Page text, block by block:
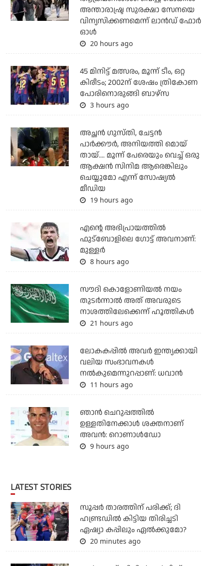
അന്താരാഷ്ട്ര സുരക്ഷാ സേനയെ
വിന്യസിക്കണമെന്ന് ലാന്‍ഡ് ഫോര്‍
ഓള്‍
20 hours ago
45 മിനിട്ട് മത്സരം, മൂന്ന് ടീം, ഒറ്റ
കിരീടം; 2002ന് ശേഷം ത്രികോണ
പോരിനൊരുങ്ങി ബാഴ്‌സ
3 hours ago
അച്ഛന്‍ ഗുസ്തി, ചേട്ടന്‍
പാര്‍ക്കൗര്‍, അനിയത്തി മൊയ്
തായ്.... മൂന്ന് പേരെയും വെച്ച് ഒരു
ആക്ഷന്‍ സിനിമ ആരെങ്കിലും
ചെയ്യുമോ എന്ന് സോഷ്യല്‍
മീഡിയ
19 hours ago
എന്റെ അഭിപ്രായത്തില്‍
ഫുട്‌ബോളിലെ ഗോട്ട് അവനാണ്:
മുള്ളര്‍
8 hours ago
സൗദി കൊളോണിയല്‍ നയം
തുടര്‍ന്നാല്‍ അത് അവരുടെ
നാശത്തിലേക്കെന്ന് ഹൂത്തികള്‍
21 hours ago
ലോകകപ്പിൽ അവര്‍ ഇന്ത്യക്കായി
വലിയ സംഭാവനകള്‍
നല്‍കുമെന്നുറപ്പാണ്: ധവാന്‍
11 hours ago
ഞാന്‍ ചെറുപ്പത്തില്‍
ഉള്ളതിനേക്കാള്‍ ശക്തനാണ്
അവന്‍: റൊണാള്‍ഡോ
9 hours ago
LATEST STORIES
സൂപ്പര്‍ താരത്തിന് പരിക്ക്; ദി
ഹണ്ട്രഡില്‍ കിട്ടിയ തിരിച്ചടി
ഏഷ്യാ കപ്പിലും ഏല്‍ക്കുമോ?
20 minutes ago